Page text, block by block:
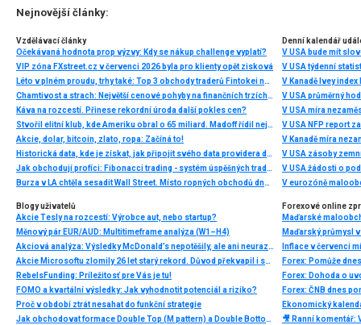
několik příkladů nejznámějších z nich.
Nejnovější články:
Vzdělávací články
Očekávaná hodnota prop výzvy: Kdy se nákup challenge vyplatí?
VIP zóna FXstreet.cz v červenci 2026 byla pro klienty opět zisková
Léto v plném proudu, trhy také: Top 3 obchody traderů Fintokei na indexech a zlatě
Chamtivost a strach: Největší cenové pohyby na finančních trzích (červenec 2026)
Káva na rozcestí. Přinese rekordní úroda další pokles cen?
Stvořil elitní klub, kde Ameriku obral o 65 miliard. Madoff řídil největší Ponzi dějin
Akcie, dolar, bitcoin, zlato, ropa: Začíná to!
Historická data, kde je získat, jak připojit svého data providera do MultiCharts a proč je budeme potřebovat? (4. díl)
Jak obchodují profíci: Fibonacci trading - systém úspěšných traderů
Burza v LA chtěla sesadit Wall Street. Místo ropných obchodů dnes místem duní basy
Denní kalendář
V USA bude mít
V USA týdenní
V Kanadě Ivey index
V USA průměrný
V USA míra
V USA NFP report
V Kanadě míra
V USA zásoby
V USA žádosti o
V eurozóně
Blogy uživatelů
Akcie Tesly na rozcestí: Výrobce aut, nebo startup?
Měnový pár EUR/AUD: Multitimeframe analýza (W1–H4)
Akciová analýza: Výsledky McDonald’s nepotěšily, ale ani neurazily. Jakou vizi společnost prezentovala?
Akcie Microsoftu zlomily 26 let starý rekord. Důvod překvapil i samotné investory
RebelsFunding: Príležitosť pre Vás je tu!
FOMO a kvartální výsledky: Jak vyhodnotit potenciál a riziko?
Proč v období ztrát nesahat do funkční strategie
Jak obchodovat formace Double Top (M pattern) a Double Bottom (W pattern)
Forexové online
Maďarské
Maďarský průmysl
Inflace v červenci
Forex: Pomůže
Forex: Dohoda o
Ekonomický